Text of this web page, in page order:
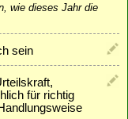
wie dieses Jahr die
sein
für richtig